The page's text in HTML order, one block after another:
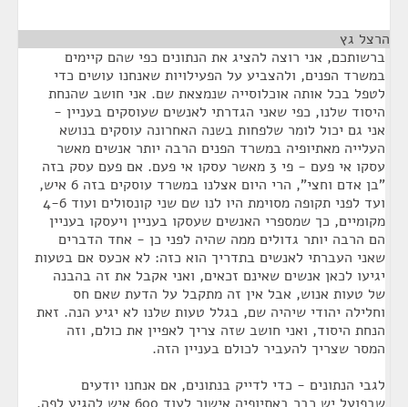
הרצל גץ
ברשותכם, אני רוצה להציג את הנתונים כפי שהם קיימים
במשרד הפנים, ולהצביע על הפעילויות שאנחנו עושים כדי
לטפל בכל אותה אוכלוסייה שנמצאת שם. אני חושב שהנחת
היסוד שלנו, כפי שאני הגדרתי לאנשים שעוסקים בעניין -
אני גם יכול לומר שלפחות בשנה האחרונה עוסקים בנושא
העלייה מאתיופיה במשרד הפנים הרבה יותר אנשים מאשר
עסקו אי פעם - פי 3 מאשר עסקו אי פעם. אם פעם עסק בזה
"בן אדם וחצי", הרי היום אצלנו במשרד עוסקים בזה 6 איש,
ועד לפני תקופה מסוימת היו לנו שם שני קונסולים ועוד 4-6
מקומיים, כך שמספרי האנשים שעסקו בעניין ויעסקו בעניין
הם הרבה יותר גדולים ממה שהיה לפני כן - אחד הדברים
שאני העברתי לאנשים בתדריך הוא כזה: לא אכעס אם בטעות
יגיעו לכאן אנשים שאינם זכאים, ואני אקבל את זה בהבנה
של טעות אנוש, אבל אין זה מתקבל על הדעת שאם חס
וחלילה יהודי שיהיה שם, בגלל טעות שלנו לא יגיע הנה. זאת
הנחת היסוד, ואני חושב שזה צריך לאפיין את כולם, וזה
המסר שצריך להעביר לכולם בעניין הזה.
לגבי הנתונים - כדי לדייק בנתונים, אם אנחנו יודעים